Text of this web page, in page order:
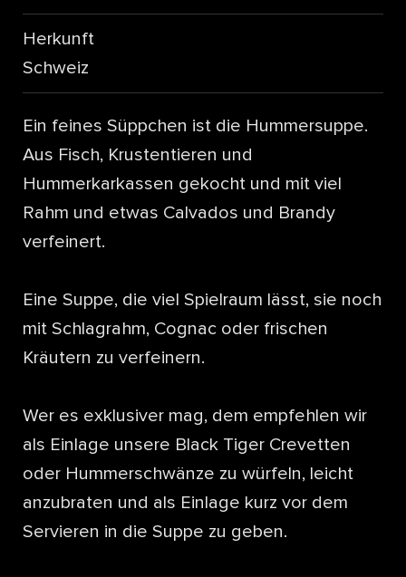
Herkunft
Schweiz
Ein feines Süppchen ist die Hummersuppe.
Aus Fisch, Krustentieren und
Hummerkarkassen gekocht und mit viel
Rahm und etwas Calvados und Brandy
verfeinert.
Eine Suppe, die viel Spielraum lässt, sie noch
mit Schlagrahm, Cognac oder frischen
Kräutern zu verfeinern.
Wer es exklusiver mag, dem empfehlen wir
als Einlage unsere Black Tiger Crevetten
oder Hummerschwänze zu würfeln, leicht
anzubraten und als Einlage kurz vor dem
Servieren in die Suppe zu geben.